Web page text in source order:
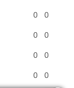
0 0
0 0
0 0
0 0